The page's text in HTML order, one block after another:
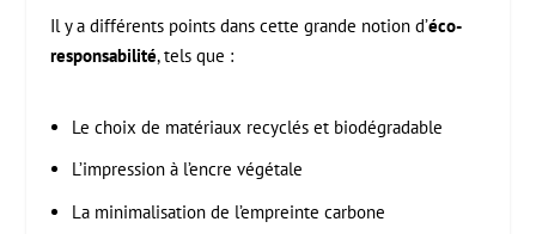
Il y a différents points dans cette grande notion d’éco-
responsabilité, tels que :
Le choix de matériaux recyclés et biodégradable
L’impression à l’encre végétale
La minimalisation de l’empreinte carbone